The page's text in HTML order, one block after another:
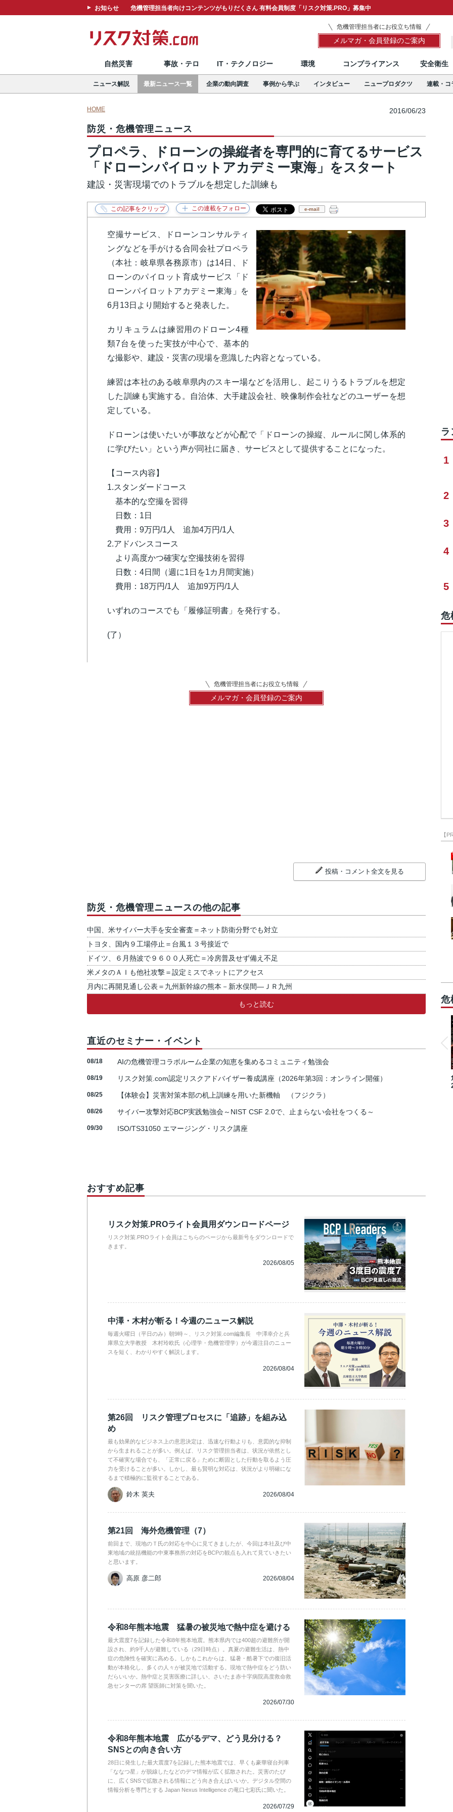
お知らせ 危機管理担当者向けコンテンツがもりだくさん 有料会員制度「リスク対策.PRO」募集中
危機管理担当者にお役立ち情報
メルマガ・会員登録のご案内
自然災害 事故・テロ IT・テクノロジー 環境 コンプライアンス 安全衛生
ニュース解説 最新ニュース一覧 企業の動向調査 事例から学ぶ インタビュー ニュープロダクツ 連載・コ
HOME 2016/06/23
防災・危機管理ニュース
プロペラ、ドローンの操縦者を専門的に育てるサービス
「ドローンパイロットアカデミー東海」をスタート
建設・災害現場でのトラブルを想定した訓練も
e-mail
空撮サービス、ドローンコンサルティ
ングなどを手がける合同会社プロペラ
（本社：岐阜県各務原市）は14日、ド
ローンのパイロット育成サービス「ド
ローンパイロットアカデミー東海」を
6月13日より開始すると発表した。
カリキュラムは練習用のドローン4種
類7台を使った実技が中心で、基本的
な撮影や、建設・災害の現場を意識した内容となっている。
練習は本社のある岐阜県内のスキー場などを活用し、起こりうるトラブルを想定
した訓練も実施する。自治体、大手建設会社、映像制作会社などのユーザーを想
定している。
ドローンは使いたいが事故などが心配で「ドローンの操縦、ルールに関し体系的
に学びたい」という声が同社に届き、サービスとして提供することになった。
【コース内容】
1.スタンダードコース
基本的な空撮を習得
日数：1日
費用：9万円/1人 追加4万円/1人
2.アドバンスコース
より高度かつ確実な空撮技術を習得
日数：4日間（週に1日を1カ月間実施）
費用：18万円/1人 追加9万円/1人
いずれのコースでも「履修証明書」を発行する。
(了）
危機管理担当者にお役立ち情報
メルマガ・会員登録のご案内
投稿・コメント全文を見る
防災・危機管理ニュースの他の記事
中国、米サイバー大手を安全審査＝ネット防衛分野でも対立
トヨタ、国内９工場停止＝台風１３号接近で
ドイツ、６月熱波で９６００人死亡＝冷房普及せず備え不足
米メタのＡＩも他社攻撃＝設定ミスでネットにアクセス
月内に再開見通し公表＝九州新幹線の熊本－新水俣間―ＪＲ九州
もっと読む
直近のセミナー・イベント
08/18 AIの危機管理コラボルーム企業の知恵を集めるコミュニティ勉強会
08/19 リスク対策.com認定リスクアドバイザー養成講座（2026年第3回：オンライン開催）
08/25 【体験会】災害対策本部の机上訓練を用いた新機軸 （フジクラ）
08/26 サイバー攻撃対応BCP実践勉強会～NIST CSF 2.0で、止まらない会社をつくる～
09/30 ISO/TS31050 エマージング・リスク講座
おすすめ記事
リスク対策.PROライト会員用ダウンロードページ
リスク対策.PROライト会員はこちらのページから最新号をダウンロードで
きます。
2026/08/05
中澤・木村が斬る！今週のニュース解説
毎週火曜日（平日のみ）朝9時～、リスク対策.com編集長 中澤幸介と兵
庫県立大学教授 木村玲欧氏（心理学・危機管理学）が今週注目のニュー
スを短く、わかりやすく解説します。
2026/08/04
第26回 リスク管理プロセスに「追跡」を組み込
め
最も効果的なビジネス上の意思決定は、迅速な行動よりも、意図的な抑制
から生まれることが多い。例えば、リスク管理担当者は、状況が依然とし
て不確実な場合でも、「正常に戻る」ために断固とした行動を取るよう圧
力を受けることが多い。しかし、最も賢明な対応は、状況がより明確にな
るまで積極的に監視することである。
鈴木 英夫 2026/08/04
第21回 海外危機管理（7）
前回まで、現地のＴ氏の対応を中心に見てきましたが、今回は本社及び中
東地域の統括機能の中東事務所の対応をBCPの観点も入れて見ていきたい
と思います。
高原 彦二郎 2026/08/04
令和8年熊本地震 猛暑の被災地で熱中症を避ける
最大震度7を記録した令和8年熊本地震。熊本県内では400超の避難所が開
設され、約9千人が避難している（29日時点）。真夏の避難生活は、熱中
症の危険性を確実に高める。しかもこれからは、猛暑・酷暑下での復旧活
動が本格化し、多くの人々が被災地で活動する。現地で熱中症をどう防い
だらいいか。熱中症と災害医療に詳しい、さいたま赤十字病院高度救命救
急センターの席 望医師に対策を聞いた。
2026/07/30
令和8年熊本地震 広がるデマ、どう見分ける？
SNSとの向き合い方
28日に発生した最大震度7を記録した熊本地震では、早くも豪華寝台列車
「ななつ星」が脱線したなどのデマ情報が広く拡散された。災害のたび
に、広くSNSで拡散される情報にどう向き合えばいいか。デジタル空間の
情報分析を専門とする Japan Nexus Intelligence の竜口七彩氏に聞いた。
2026/07/29
1
2
3
4
5
危
【
危